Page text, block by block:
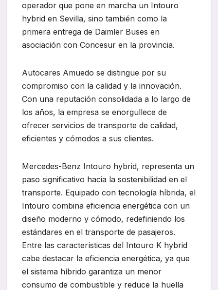
operador que pone en marcha un Intouro
hybrid en Sevilla, sino también como la
primera entrega de Daimler Buses en
asociación con Concesur en la provincia.
Autocares Amuedo se distingue por su
compromiso con la calidad y la innovación.
Con una reputación consolidada a lo largo de
los años, la empresa se enorgullece de
ofrecer servicios de transporte de calidad,
eficientes y cómodos a sus clientes.
Mercedes-Benz Intouro hybrid, representa un
paso significativo hacia la sostenibilidad en el
transporte. Equipado con tecnología híbrida, el
Intouro combina eficiencia energética con un
diseño moderno y cómodo, redefiniendo los
estándares en el transporte de pasajeros.
Entre las características del Intouro K hybrid
cabe destacar la eficiencia energética, ya que
el sistema híbrido garantiza un menor
consumo de combustible y reduce la huella